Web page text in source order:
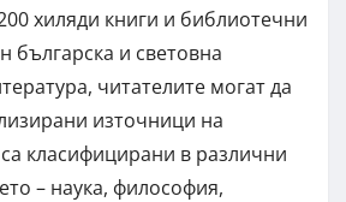
хиляди книги и библиотечни
българска и световна
читателите могат да
източници на
класифицирани в различни
– наука, философия,